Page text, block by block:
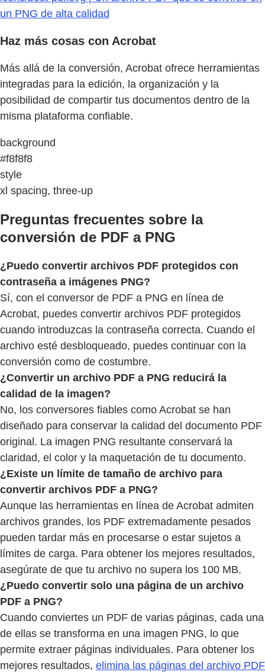
un PNG de alta calidad
Haz más cosas con Acrobat
Más allá de la conversión, Acrobat ofrece herramientas
integradas para la edición, la organización y la
posibilidad de compartir tus documentos dentro de la
misma plataforma confiable.
background
#f8f8f8
style
xl spacing, three-up
Preguntas frecuentes sobre la
conversión de PDF a PNG
¿Puedo convertir archivos PDF protegidos con
contraseña a imágenes PNG?
Sí, con el conversor de PDF a PNG en línea de
Acrobat, puedes convertir archivos PDF protegidos
cuando introduzcas la contraseña correcta. Cuando el
archivo esté desbloqueado, puedes continuar con la
conversión como de costumbre.
¿Convertir un archivo PDF a PNG reducirá la
calidad de la imagen?
No, los conversores fiables como Acrobat se han
diseñado para conservar la calidad del documento PDF
original. La imagen PNG resultante conservará la
claridad, el color y la maquetación de tu documento.
¿Existe un límite de tamaño de archivo para
convertir archivos PDF a PNG?
Aunque las herramientas en línea de Acrobat admiten
archivos grandes, los PDF extremadamente pesados
pueden tardar más en procesarse o estar sujetos a
límites de carga. Para obtener los mejores resultados,
asegúrate de que tu archivo no supera los 100 MB.
¿Puedo convertir solo una página de un archivo
PDF a PNG?
Cuando conviertes un PDF de varias páginas, cada una
de ellas se transforma en una imagen PNG, lo que
permite extraer páginas individuales. Para obtener los
mejores resultados, elimina las páginas del archivo PDF